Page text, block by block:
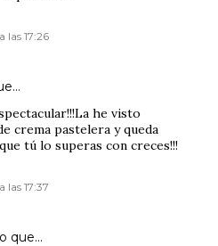
las 17:26
he visto
crema pastelera y queda
tú lo superas con creces!!!
las 17:37
que…